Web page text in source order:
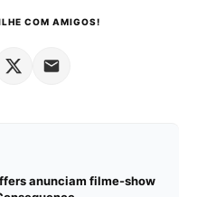
COM AMIGOS!
anunciam filme-show